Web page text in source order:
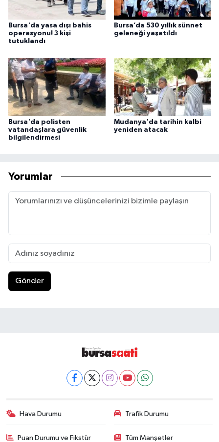
Bursa'da yasa dışı bahis
operasyonu! 3 kişi
tutuklandı
Bursa’da 530 yıllık sünnet
geleneği yaşatıldı
Bursa'da polisten
vatandaşlara güvenlik
bilgilendirmesi
Mudanya'da tarihin kalbi
yeniden atacak
Yorumlar
Gönder
Hava Durumu Trafik Durumu
Puan Durumu ve Fikstür Tüm Manşetler